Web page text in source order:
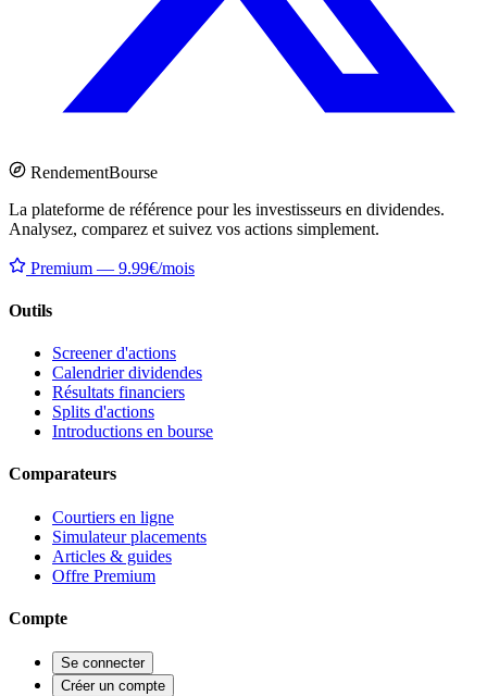
RendementBourse
La plateforme de référence pour les investisseurs en dividendes.
Analysez, comparez et suivez vos actions simplement.
Premium — 9.99€/mois
Outils
Screener d'actions
Calendrier dividendes
Résultats financiers
Splits d'actions
Introductions en bourse
Comparateurs
Courtiers en ligne
Simulateur placements
Articles & guides
Offre Premium
Compte
Se connecter
Créer un compte